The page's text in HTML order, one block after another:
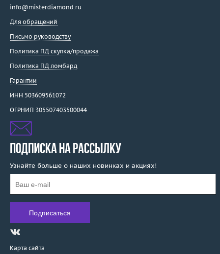
info@misterdiamond.ru
Для обращений
Письмо руководству
Политика ПД скупка/продажа
Политика ПД ломбард
Гарантии
ИНН 503609561072
ОГРНИП 305507403500044
ПОДПИСКА НА РАССЫЛКУ
Узнайте больше о наших новинках и акциях!
Карта сайта